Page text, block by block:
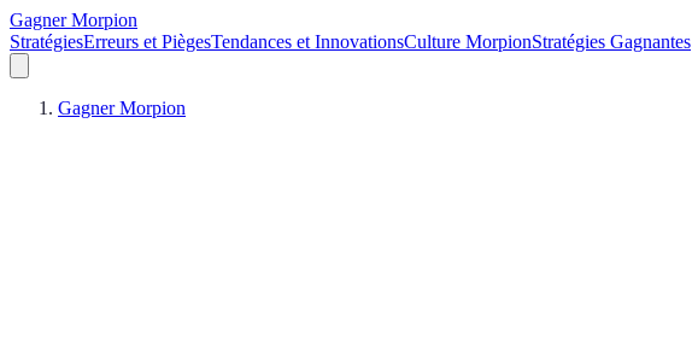
Gagner Morpion
StratégiesErreurs et PiègesTendances et InnovationsCulture MorpionStratégies Gagnantes
Gagner Morpion